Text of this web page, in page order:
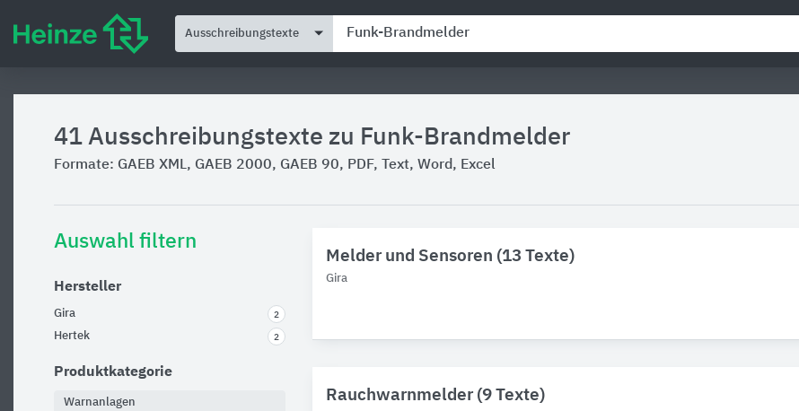
Ausschreibungstexte
41 Ausschreibungstexte zu Funk-Brandmelder
Formate: GAEB XML, GAEB 2000, GAEB 90, PDF, Text, Word, Excel
Auswahl filtern
Hersteller
Gira 2
Hertek 2
Produktkategorie
Warnanlagen
Melder und Sensoren (13 Texte)
Gira
Rauchwarnmelder (9 Texte)